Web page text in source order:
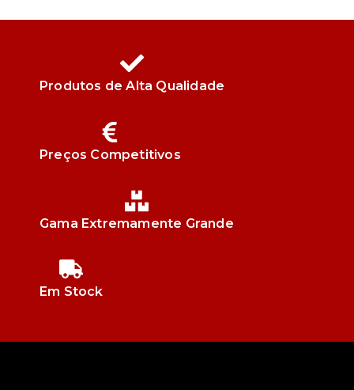
Produtos de Alta Qualidade
Preços Competitivos
Gama Extremamente Grande
Em Stock